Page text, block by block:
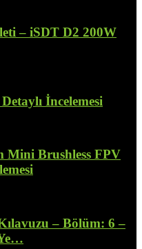
– iSDT D2 200W
İncelemesi
Mini Brushless FPV
– Bölüm: 6 –